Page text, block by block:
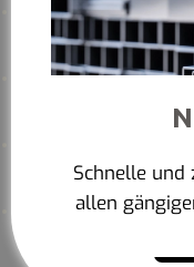
Schnelle und
allen